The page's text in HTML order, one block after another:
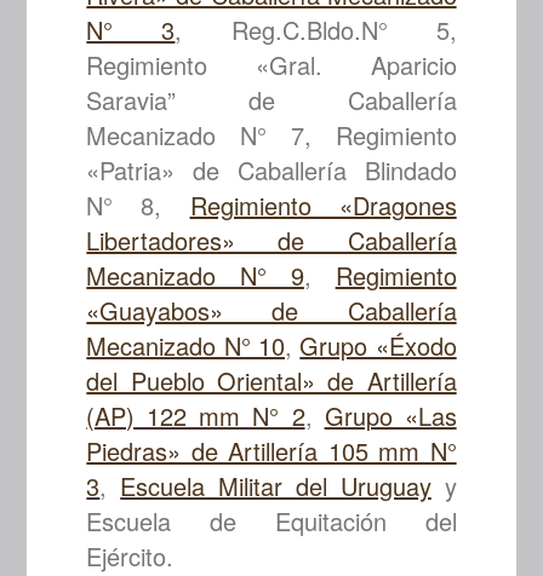
N° 3, Reg.C.Bldo.N° 5,
Regimiento «Gral. Aparicio
Saravia” de Caballería
Mecanizado N° 7, Regimiento
«Patria» de Caballería Blindado
N° 8, Regimiento «Dragones
Libertadores» de Caballería
Mecanizado N° 9, Regimiento
«Guayabos» de Caballería
Mecanizado N° 10, Grupo «Éxodo
del Pueblo Oriental» de Artillería
(AP) 122 mm N° 2, Grupo «Las
Piedras» de Artillería 105 mm N°
3, Escuela Militar del Uruguayy
Escuela de Equitación del
Ejército.